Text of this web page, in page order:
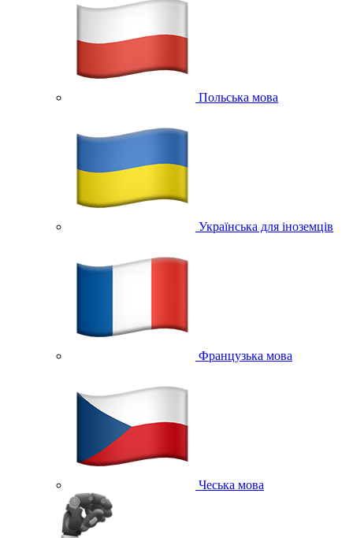
Польська мова
Українська для іноземців
Французька мова
Чеська мова